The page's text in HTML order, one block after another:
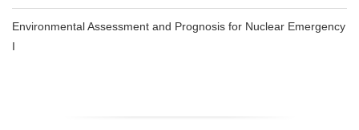
Environmental Assessment and Prognosis for Nuclear Emergency
I